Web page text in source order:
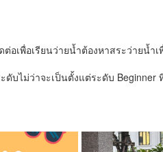
อเพื่อเรียนว่ายน้ำต้องหาสระว่ายน้
ดับไม่ว่าจะเป็นตั้งแต่ระดับ